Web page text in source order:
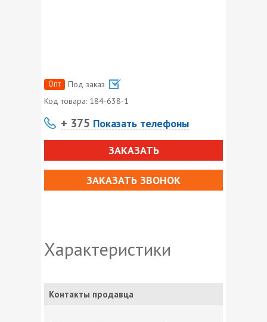
Опт
Под заказ
Код товара: 184-638-1
+ 375 Показать телефоны
ЗАКАЗАТЬ
ЗАКАЗАТЬ ЗВОНОК
Характеристики
Контакты продавца